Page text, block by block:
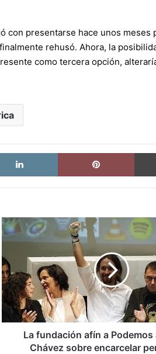
con presentarse hace unos meses
rehusó. Ahora, la
como tercera opción,
LinkedIn
La
fundación
a
Podemos
asesoró
a
Chávez
sobre
encarcelar
periodistas
La fundación afín a Podemos
Chávez sobre encarcelar